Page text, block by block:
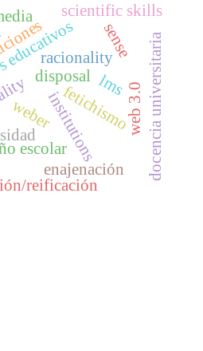
fetichismo
escolar
racionality
weberinstitutions
disposal
enajenación
reificación
scientific skills
lmsweb 3.0docencia universitaria
sense